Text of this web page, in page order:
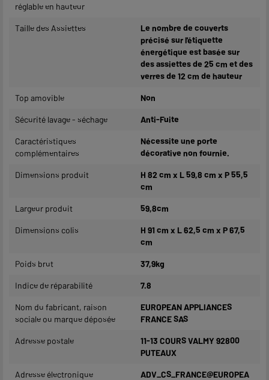
réglable en hauteur
Taille des Assiettes
Le nombre de couverts
précisé sur l'étiquette
énergétique est basée sur
des assiettes de 25 cm et des
verres de 12 cm de hauteur
Top amovible Non
Sécurité lavage - séchage Anti-Fuite
Caractéristiques
complémentaires
Nécessite une porte
décorative non fournie.
Dimensions produit
H 82 cm x L 59,8 cm x P 55,5
cm
Largeur produit 59,8cm
Dimensions colis
H 91 cm x L 62,5 cm x P 67,5
cm
Poids brut 37,9kg
Indice de réparabilité 7.8
Nom du fabricant, raison
sociale ou marque déposée
EUROPEAN APPLIANCES
FRANCE SAS
Adresse postale
11-13 COURS VALMY 92800
PUTEAUX
Adresse électronique ADV_CS_FRANCE@EUROPEA